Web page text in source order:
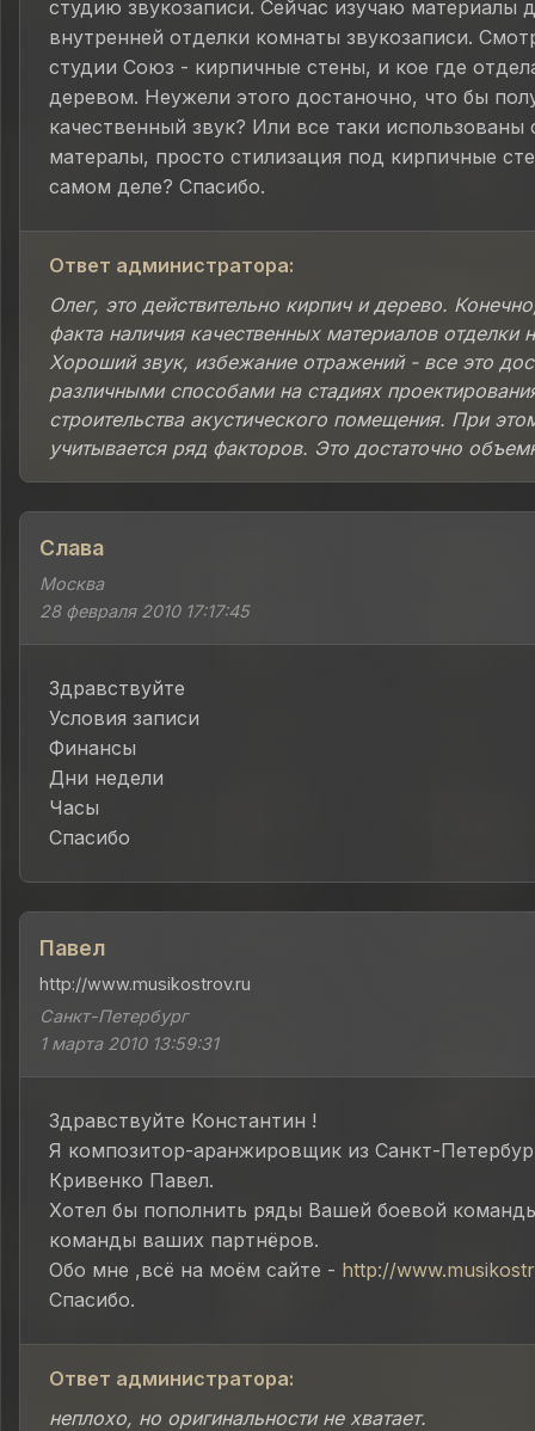
студию звукозаписи. Сейчас изучаю материалы
внутренней отделки комнаты звукозаписи.
студии Союз - кирпичные стены, и кое где
деревом. Неужели этого достаночно, что бы
качественный звук? Или все таки использованы
матералы, просто стилизация под кирпичные
самом деле? Спасибо.
Ответ администратора:
Олег, это действительно кирпич и дерево.
факта наличия качественных материалов отделки
Хороший звук, избежание отражений - все это
различными способами на стадиях
строительства акустического помещения. При
учитывается ряд факторов. Это достаточно
Слава
Москва
28 февраля 2010 17:17:45
Здравствуйте
Условия записи
Финансы
Дни недели
Часы
Спасибо
Павел
http://www.musikostrov.ru
Санкт-Петербург
1 марта 2010 13:59:31
Здравствуйте Константин !
Я композитор-аранжировщик из Санкт-
Кривенко Павел.
Хотел бы пополнить ряды Вашей боевой
команды ваших партнёров.
Обо мне ,всё на моём сайте - http://
Спасибо.
Ответ администратора:
неплохо, но оригинальности не хватает.